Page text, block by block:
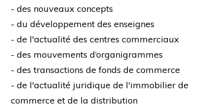
- des nouveaux concepts
- du développement des enseignes
- de l'actualité des centres commerciaux
- des mouvements d’organigrammes
- des transactions de fonds de commerce
- de l'actualité juridique de l'immobilier de
commerce et de la distribution